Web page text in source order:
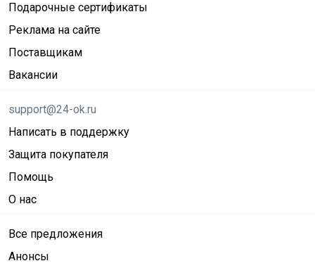
Подарочные сертификаты
Реклама на сайте
Поставщикам
Вакансии
support@24-ok.ru
Написать в поддержку
Защита покупателя
Помощь
О нас
Все предложения
Анонсы